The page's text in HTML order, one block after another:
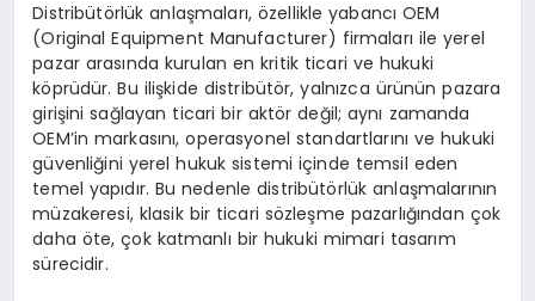
Distribütörlük anlaşmaları, özellikle yabancı OEM
(Original Equipment Manufacturer) firmaları ile yerel
pazar arasında kurulan en kritik ticari ve hukuki
köprüdür. Bu ilişkide distribütör, yalnızca ürünün pazara
girişini sağlayan ticari bir aktör değil; aynı zamanda
OEM’in markasını, operasyonel standartlarını ve hukuki
güvenliğini yerel hukuk sistemi içinde temsil eden
temel yapıdır. Bu nedenle distribütörlük anlaşmalarının
müzakeresi, klasik bir ticari sözleşme pazarlığından çok
daha öte, çok katmanlı bir hukuki mimari tasarım
sürecidir.